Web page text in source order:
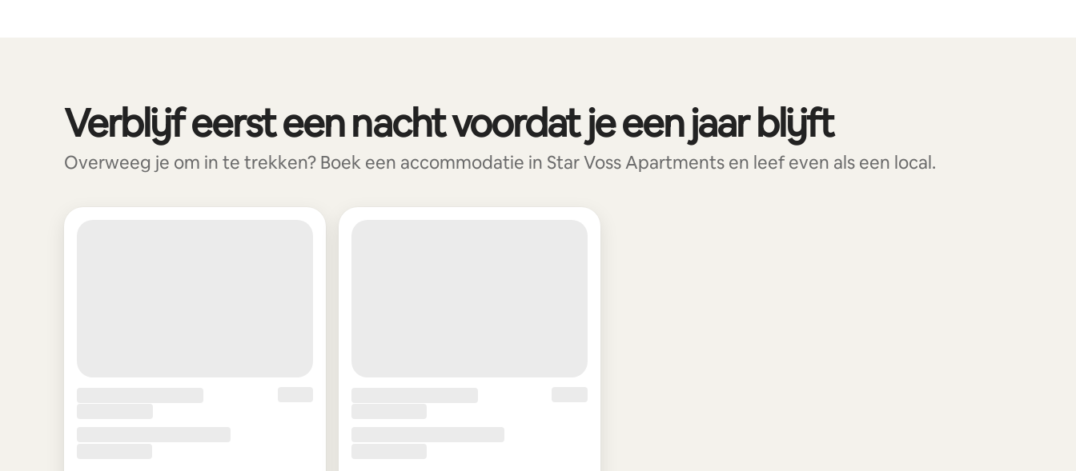
Verblijf eerst een nacht voordat je een jaar blijft
Overweeg je om in te trekken? Boek een accommodatie in Star Voss Apartments en leef even als een local.
0 van 0 items weergegeven